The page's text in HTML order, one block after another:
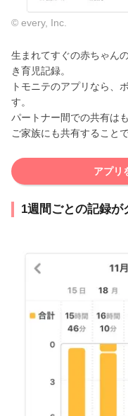
© every, Inc.
生まれてすぐの赤ちゃん
き育児記録。
トモニテのアプリなら、
す。
パートナー間での共有は
ご家族にも共有すること
アプリ
1週間ごとの記録が